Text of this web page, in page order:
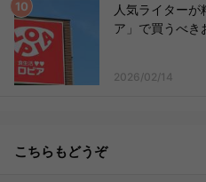
人気ライター
ア」で買うべき
2026/02/14
こちらもどうぞ